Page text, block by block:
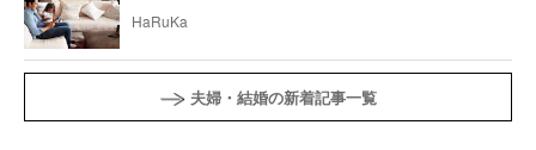
HaRuKa
夫婦・結婚の新着記事一覧